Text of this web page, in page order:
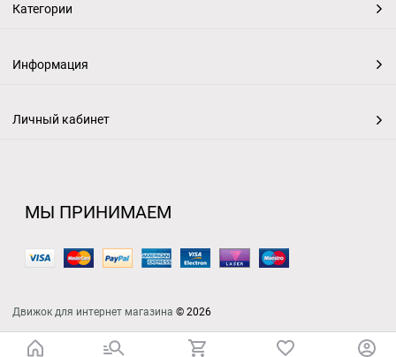
Категории
Информация
Личный кабинет
МЫ ПРИНИМАЕМ
Движок для интернет магазина © 2026